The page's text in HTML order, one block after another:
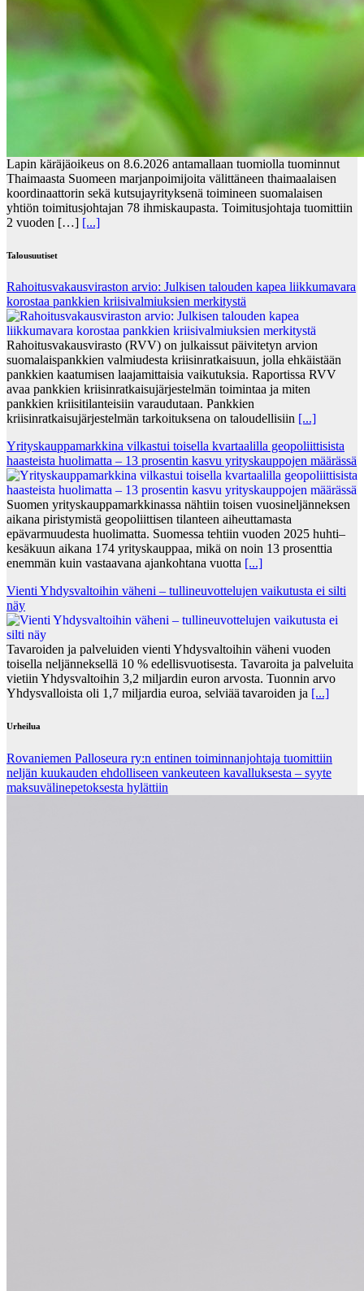
Lapin käräjäoikeus on 8.6.2026 antamallaan tuomiolla tuominnut
Thaimaasta Suomeen marjanpoimijoita välittäneen thaimaalaisen
koordinaattorin sekä kutsujayrityksenä toimineen suomalaisen
yhtiön toimitusjohtajan 78 ihmiskaupasta. Toimitusjohtaja tuomittiin
2 vuoden […] [...]
Talousuutiset
Rahoitusvakausviraston arvio: Julkisen talouden kapea liikkumavara
korostaa pankkien kriisivalmiuksien merkitystä
Rahoitusvakausvirasto (RVV) on julkaissut päivitetyn arvion
suomalaispankkien valmiudesta kriisinratkaisuun, jolla ehkäistään
pankkien kaatumisen laajamittaisia vaikutuksia. Raportissa RVV
avaa pankkien kriisinratkaisujärjestelmän toimintaa ja miten
pankkien kriisitilanteisiin varaudutaan. Pankkien
kriisinratkaisujärjestelmän tarkoituksena on taloudellisiin [...]
Yrityskauppamarkkina vilkastui toisella kvartaalilla geopoliittisista
haasteista huolimatta – 13 prosentin kasvu yrityskauppojen määrässä
Suomen yrityskauppamarkkinassa nähtiin toisen vuosineljänneksen
aikana piristymistä geopoliittisen tilanteen aiheuttamasta
epävarmuudesta huolimatta. Suomessa tehtiin vuoden 2025 huhti–
kesäkuun aikana 174 yrityskauppaa, mikä on noin 13 prosenttia
enemmän kuin vastaavana ajankohtana vuotta [...]
Vienti Yhdysvaltoihin väheni – tullineuvottelujen vaikutusta ei silti
näy
Tavaroiden ja palveluiden vienti Yhdysvaltoihin väheni vuoden
toisella neljänneksellä 10 % edellisvuotisesta. Tavaroita ja palveluita
vietiin Yhdysvaltoihin 3,2 miljardin euron arvosta. Tuonnin arvo
Yhdysvalloista oli 1,7 miljardia euroa, selviää tavaroiden ja [...]
Urheilua
Rovaniemen Palloseura ry:n entinen toiminnanjohtaja tuo­mit­tiin
neljän kuu­kau­den eh­dol­li­seen van­keu­teen ka­val­luk­ses­ta – syyte
mak­su­vä­li­ne­pe­tok­ses­ta hy­lät­tiin